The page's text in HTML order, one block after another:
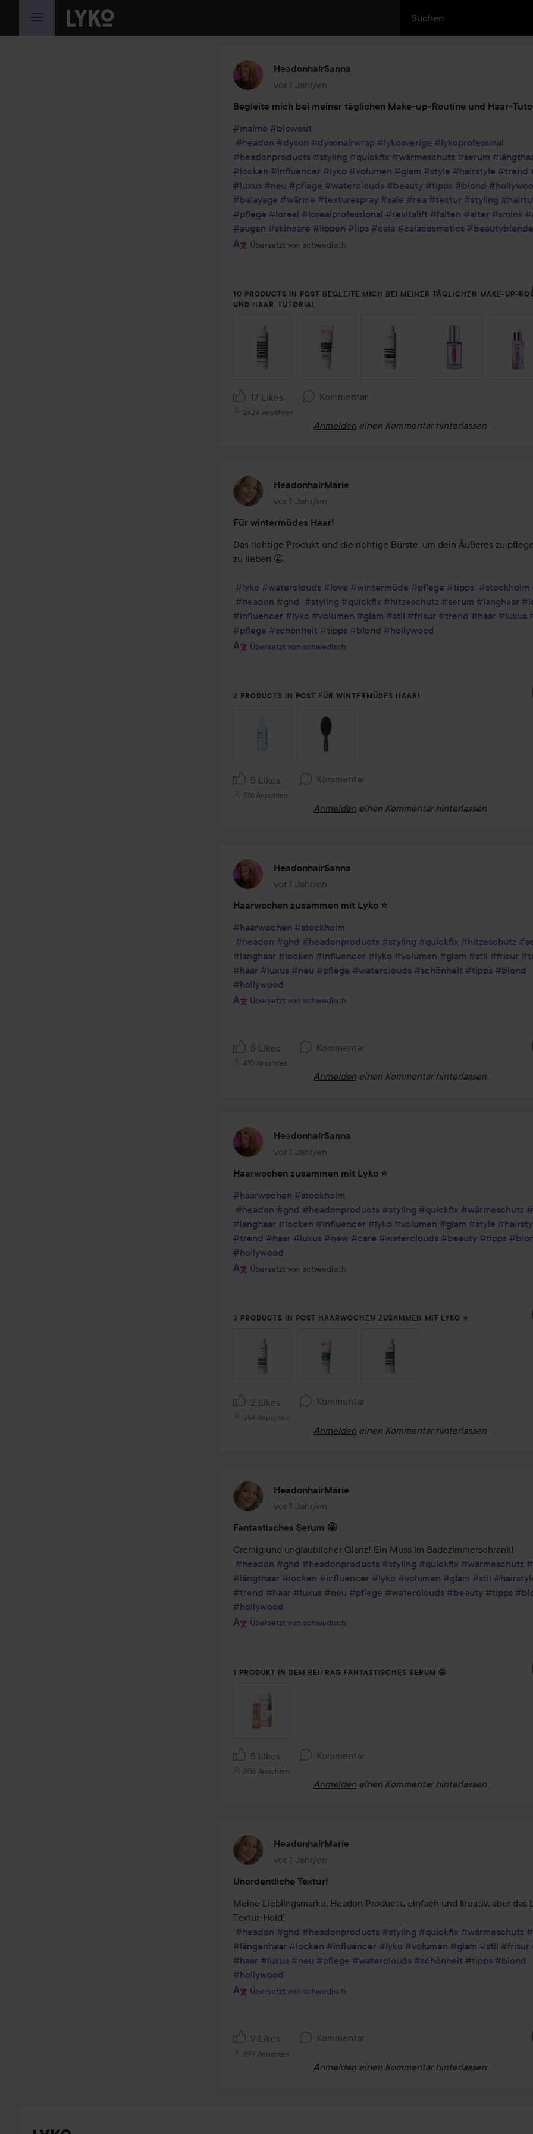
WEITER ZU INHALT
HeadonhairSanna
vor 1 Jahr/en
Der Beitrag wurde vor 1 Jahr/en erstellt
Begleite mich bei meiner täglichen Make-up-Routine und Haar-
#malmö #blowout
#headon #dyson #dysonairwrap #lykosverige #lykoprofessinal
#headonproducts #styling #quickfix #wärmeschutz #serum
#locken #influencer #lyko #volumen #glam #style #hairstyle #trend
#luxus #neu #pflege #waterclouds #beauty #tipps #blond
#balayage #wärme #texturespray #sale #rea #textur #styling
#pflege #loreal #lorealprofessional #revitalift #falten #alter #smink
#augen #skincare #lippen #lips #caia #caiacosmetics
Übersetzt von schwedisch
10 PRODUCTS IN POST BEGLEITE MICH BEI MEINER TÄGLICHEN MAKE-UP-
UND HAAR-TUTORIAL
SEKTION ÜBERSPRINGEN
17 Likes Kommentar
2424 Ansichten
Anmelden einen Kommentar hinterlassen
HeadonhairMarie
vor 1 Jahr/en
Der Beitrag wurde vor 1 Jahr/en erstellt
Für wintermüdes Haar!
Das richtige Produkt und die richtige Bürste, um dein Äußeres zu
zu lieben 🤩
#lyko #waterclouds #love #wintermüde #pflege #tipps #stockholm
#headon #ghd #styling #quickfix #hitzeschutz #serum #langhaar
#influencer #lyko #volumen #glam #stil #frisur #trend #haar #luxus
#pflege #schönheit #tipps #blond #hollywood
Übersetzt von schwedisch
2 PRODUCTS IN POST FÜR WINTERMÜDES HAAR!
SEKTION ÜBERSPRINGEN
5 Likes Kommentar
778 Ansichten
Anmelden einen Kommentar hinterlassen
HeadonhairSanna
vor 1 Jahr/en
Der Beitrag wurde vor 1 Jahr/en erstellt
Haarwochen zusammen mit Lyko ⭐️
#haarwochen #stockholm
#headon #ghd #headonproducts #styling #quickfix #hitzeschutz
#langhaar #locken #influencer #lyko #volumen #glam #stil #frisur
#haar #luxus #neu #pflege #waterclouds #schönheit #tipps #blond
#hollywood
Übersetzt von schwedisch
5 Likes Kommentar
410 Ansichten
Anmelden einen Kommentar hinterlassen
HeadonhairSanna
vor 1 Jahr/en
Der Beitrag wurde vor 1 Jahr/en erstellt
Haarwochen zusammen mit Lyko ⭐️
#haarwochen #stockholm
#headon #ghd #headonproducts #styling #quickfix #wärmeschutz
#langhaar #locken #influencer #lyko #volumen #glam #style
#trend #haar #luxus #new #care #waterclouds #beauty #tipps
#hollywood
Übersetzt von schwedisch
3 PRODUCTS IN POST HAARWOCHEN ZUSAMMEN MIT LYKO ⭐️
SEKTION ÜBERSPRINGEN
2 Likes Kommentar
354 Ansichten
Anmelden einen Kommentar hinterlassen
HeadonhairMarie
vor 1 Jahr/en
Der Beitrag wurde vor 1 Jahr/en erstellt
Fantastisches Serum 🤩
Cremig und unglaublicher Glanz! Ein Muss im Badezimmerschrank!
#headon #ghd #headonproducts #styling #quickfix #wärmeschutz
#längthaar #locken #influencer #lyko #volumen #glam #stil
#trend #haar #luxus #neu #pflege #waterclouds #beauty #tipps
#hollywood
Übersetzt von schwedisch
1 PRODUKT IN DEM BEITRAG FANTASTISCHES SERUM 🤩
5 Likes Kommentar
806 Ansichten
Anmelden einen Kommentar hinterlassen
HeadonhairMarie
vor 1 Jahr/en
Der Beitrag wurde vor 1 Jahr/en erstellt
Unordentliche Textur!
Meine Lieblingsmarke, Headon Products, einfach und kreativ, aber das
Textur-Hold!
#headon #ghd #headonproducts #styling #quickfix #wärmeschutz
#längenhaar #locken #influencer #lyko #volumen #glam #stil #frisur
#haar #luxus #neu #pflege #waterclouds #schönheit #tipps #blond
#hollywood
Übersetzt von schwedisch
9 Likes Kommentar
599 Ansichten
Anmelden einen Kommentar hinterlassen